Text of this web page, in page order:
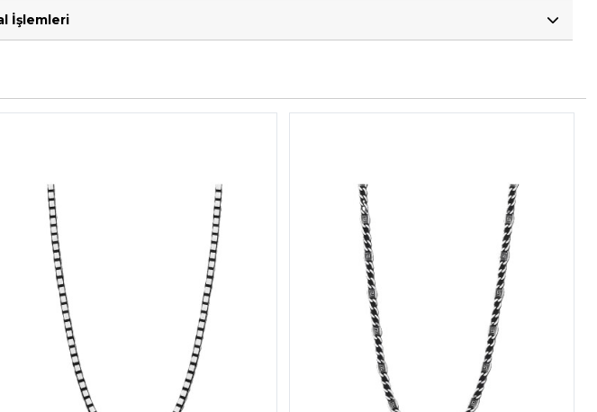
İşlemleri